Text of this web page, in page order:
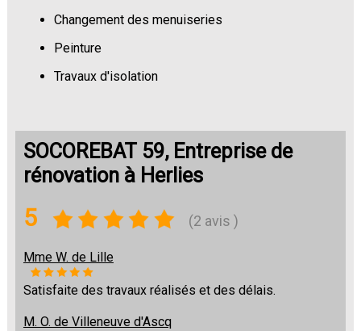
Changement des menuiseries
Peinture
Travaux d'isolation
SOCOREBAT 59, Entreprise de
rénovation à Herlies
5 (2 avis )
Mme W. de Lille
Satisfaite des travaux réalisés et des délais.
M. O. de Villeneuve d'Ascq